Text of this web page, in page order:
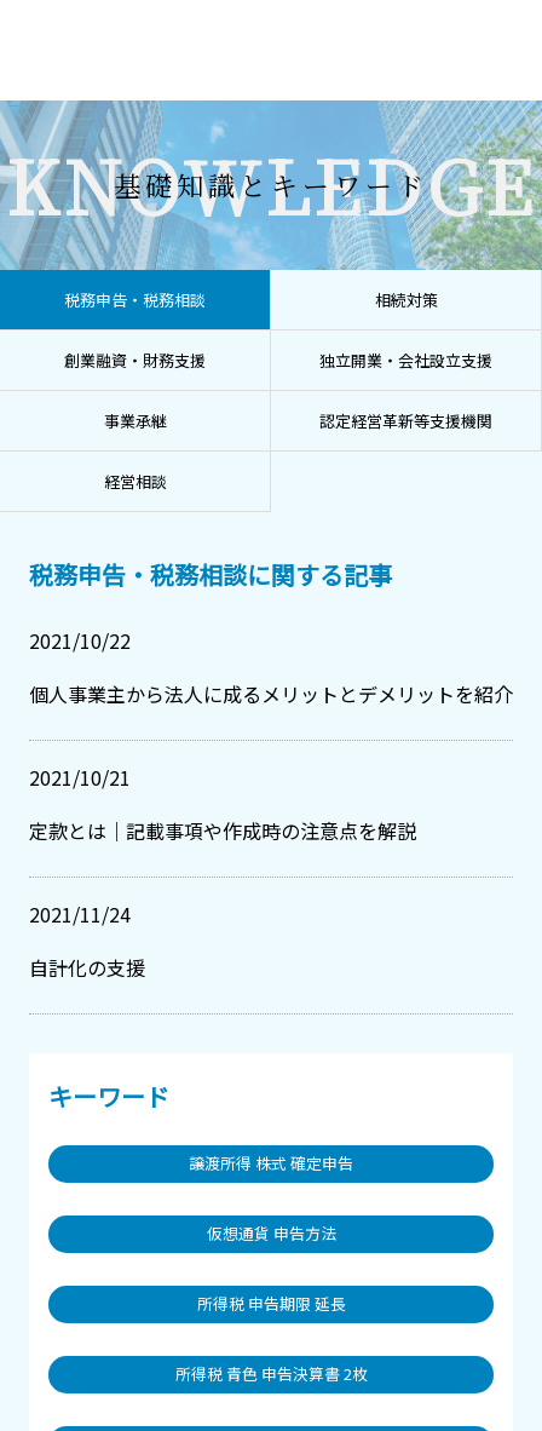
KNOWLEDGE
基礎知識とキーワード
税務申告・税務相談 相続対策
創業融資・財務支援 独立開業・会社設立支援
事業承継 認定経営革新等支援機関
経営相談
税務申告・税務相談に関する記事
2021/10/22
個人事業主から法人に成るメリットとデメリットを紹介
2021/10/21
定款とは｜記載事項や作成時の注意点を解説
2021/11/24
自計化の支援
キーワード
譲渡所得 株式 確定申告
仮想通貨 申告方法
所得税 申告期限 延長
所得税 青色 申告決算書 2枚